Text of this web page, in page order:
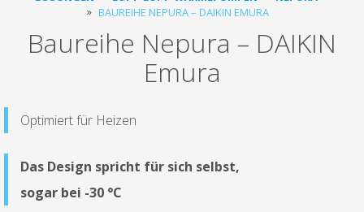
BAUREIHE NEPURA – DAIKIN EMURA
Baureihe Nepura – DAIKIN
Emura
Optimiert für Heizen
Das Design spricht für sich selbst,
sogar bei -30 °C